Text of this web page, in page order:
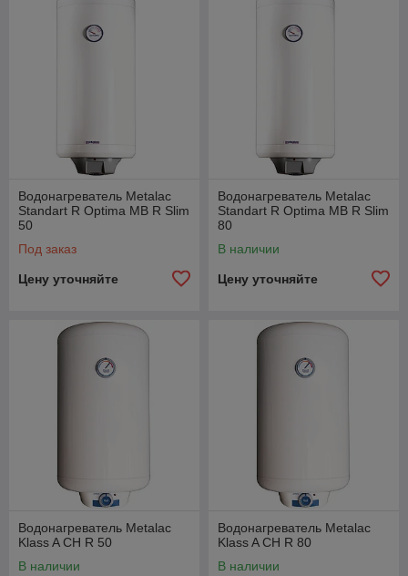
Водонагреватель Metalac
Standart R Optima MB R Slim
50
Под заказ
Цену уточняйте
Водонагреватель Metalac
Standart R Optima MB R Slim
80
В наличии
Цену уточняйте
Водонагреватель Metalac
Klass A CH R 50
В наличии
Водонагреватель Metalac
Klass A CH R 80
В наличии